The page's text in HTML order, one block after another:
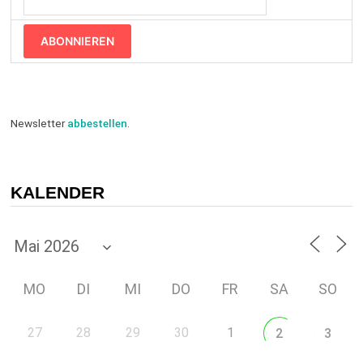
ABONNIEREN
Newsletterabbestellen.
KALENDER
MO DI MI DO FR SA SO
27 28 29 30 1 2 3